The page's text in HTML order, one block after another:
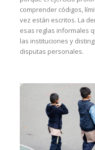
comprender códigos,
vez están escritos. La
esas reglas informales
las instituciones y
disputas personales.